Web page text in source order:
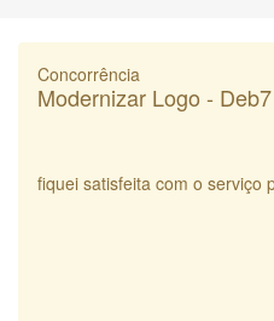
Concorrência
Modernizar Logo -
fiquei satisfeita com o serviço